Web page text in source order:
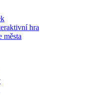
hra
města